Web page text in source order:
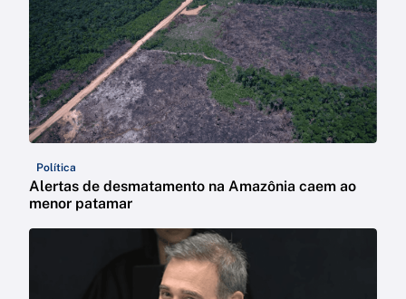
Política
Alertas de desmatamento na Amazônia caem ao
menor patamar